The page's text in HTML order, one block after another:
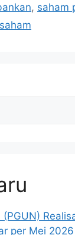
, saham
per Mei 2026